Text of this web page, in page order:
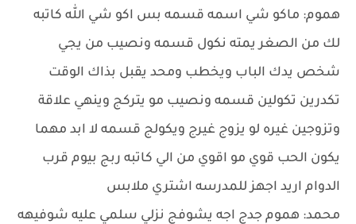
هموم: ماكو شي اسمه قسمه بس اكو شي الله كاتبه
لك من الصغر يمته نكول قسمه ونصيب من يجي
شخص يدك الباب ويخطب ومحد يقبل بذاك الوقت
تكدرين تكولين قسمه ونصيب مو يتركج وينهي علاقة
وتزوجين غيره لو يزوج غيرج ويكولج قسمه لا ابد مهما
يكون الحب قوي مو اقوي من الي كاتبه ربج بيوم قرب
الدوام اريد اجهز للمدرسه اشتري ملابس
محمد: هموم جدج اجه يشوفج نزلي سلمي عليه شوفيهه